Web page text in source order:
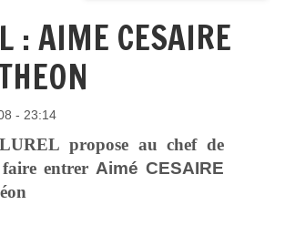
: AIME CESAIRE
- 23:14
propose au chef de
entrer Aimé CESAIRE